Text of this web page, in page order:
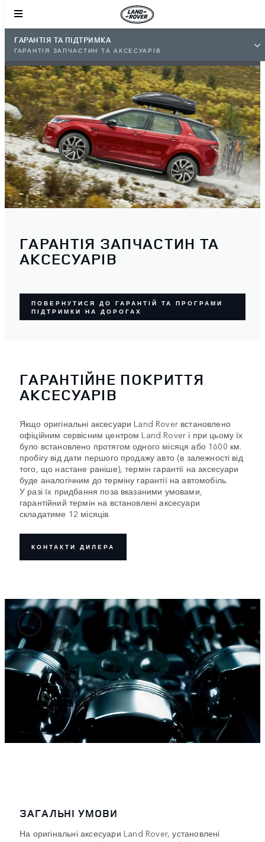
ГАРАНТІЯ ТА ПІДТРИМКА
ГАРАНТІЯ ЗАПЧАСТИН ТА АКСЕСУАРІВ
ГАРАНТІЯ ЗАПЧАСТИН ТА
АКСЕСУАРІВ
ПОВЕРНУТИСЯ ДО ГАРАНТІЙ ТА ПРОГРАМИ
ПІДТРИМКИ НА ДОРОГАХ
ГАРАНТІЙНЕ ПОКРИТТЯ
АКСЕСУАРІВ
Якщо оригінальні аксесуари Land Rover встановлено
офіційним сервісним центром Land Rover і при цьому їх
було встановлено протягом одного місяця або 1600 км.
пробігу від дати першого продажу авто (в залежності від
того, що настане раніше), термін гарантії на аксесуари
буде аналогічним до терміну гарантії на автомобіль.
У разі їх придбання поза вказаними умовами,
гарантійний термін на встановлені аксесуари
складатиме 12 місяців.
КОНТАКТИ ДИЛЕРА
ЗАГАЛЬНІ УМОВИ
На оригінальні аксесуари Land Rover, установлені